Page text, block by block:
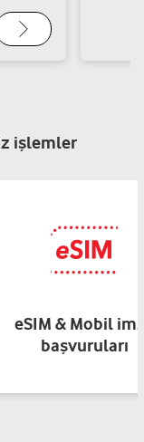
işlemler
eSIM & Mobil
başvuruları